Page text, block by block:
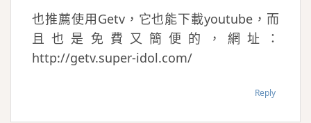
也推薦使用Getv，它也能下載youtube，而
且也是免費又簡便的，網址：
http://getv.super-idol.com/
Reply